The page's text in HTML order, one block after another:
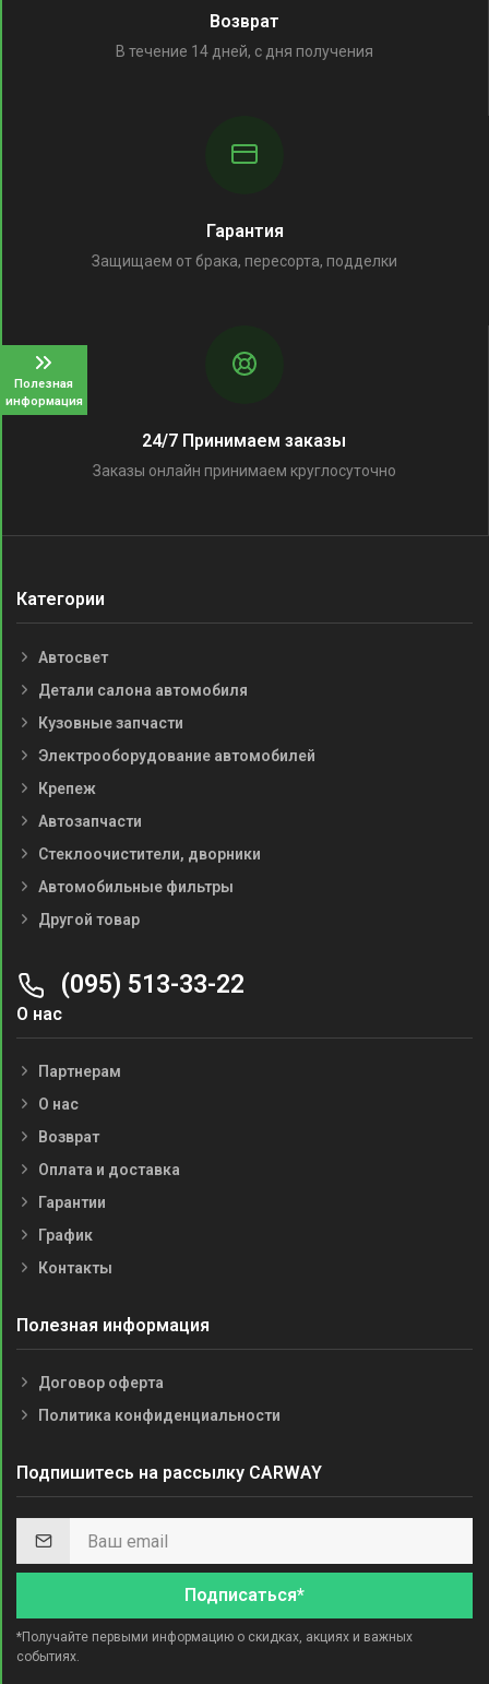
Полезная
информация
Возврат
В течение 14 дней, с дня получения
Гарантия
Защищаем от брака, пересорта, подделки
24/7 Принимаем заказы
Заказы онлайн принимаем круглосуточно
Категории
Автосвет
Детали салона автомобиля
Кузовные запчасти
Электрооборудование автомобилей
Крепеж
Автозапчасти
Стеклоочистители, дворники
Автомобильные фильтры
Другой товар
(095) 513-33-22
О нас
Партнерам
О нас
Возврат
Оплата и доставка
Гарантии
График
Контакты
Полезная информация
Договор оферта
Политика конфиденциальности
Подпишитесь на рассылку CARWAY
Подписаться*
*Получайте первыми информацию о скидках, акциях и важных
событиях.